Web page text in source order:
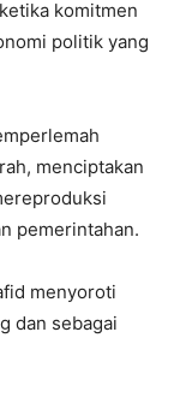
komitmen
politik yang
menciptakan
pemerintahan.
menyoroti
dan sebagai